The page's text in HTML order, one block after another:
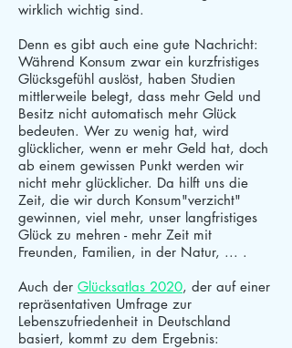
wirklich wichtig sind.
Denn es gibt auch eine gute Nachricht:
Während Konsum zwar ein kurzfristiges
Glücksgefühl auslöst, haben Studien
mittlerweile belegt, dass mehr Geld und
Besitz nicht automatisch mehr Glück
bedeuten. Wer zu wenig hat, wird
glücklicher, wenn er mehr Geld hat, doch
ab einem gewissen Punkt werden wir
nicht mehr glücklicher. Da hilft uns die
Zeit, die wir durch Konsum"verzicht"
gewinnen, viel mehr, unser langfristiges
Glück zu mehren - mehr Zeit mit
Freunden, Familien, in der Natur, ... .
Auch der Glücksatlas 2020, der auf einer
repräsentativen Umfrage zur
Lebenszufriedenheit in Deutschland
basiert, kommt zu dem Ergebnis: